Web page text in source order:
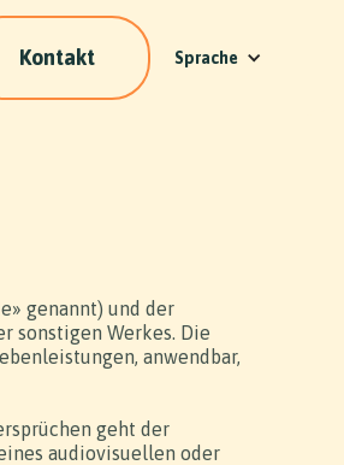
Kontakt Sprache
genannt) und der
sonstigen Werkes. Die
anwendbar,
geht der
audiovisuellen oder